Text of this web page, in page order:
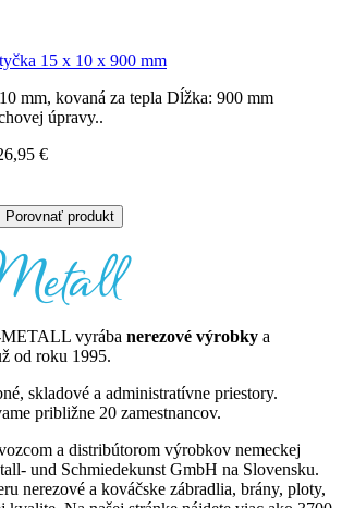
15 x 10 x 900 mm
mm, kovaná za tepla Dĺžka: 900 mm
úpravy..
€
Porovnať produkt
vyrába nerezové výrobky a
od roku 1995.
skladové a administratívne priestory.
približne 20 zamestnancov.
a distribútorom výrobkov nemeckej
und Schmiedekunst GmbH na Slovensku.
nerezové a kováčske zábradlia, brány, ploty,